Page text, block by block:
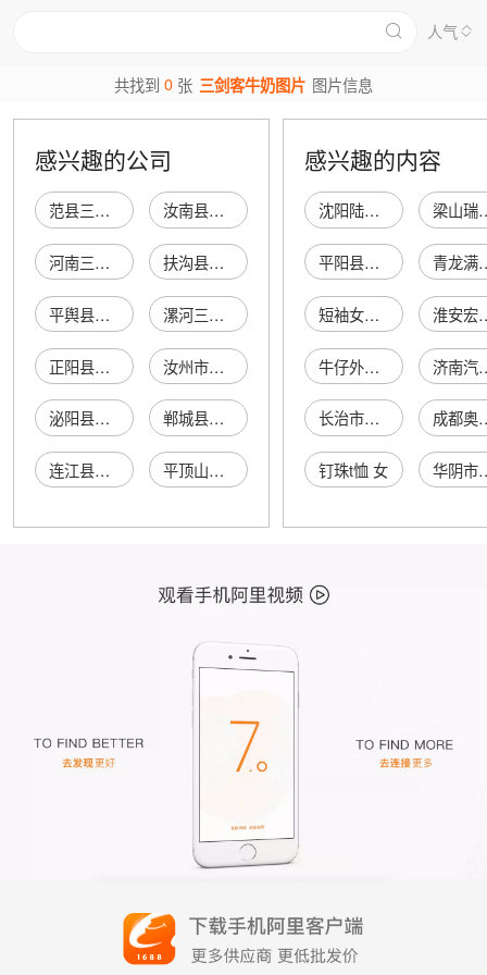
人气
共找到0 张 三剑客牛奶图片 图片信息
感兴趣的公司
范县三剑客奶业批发 汝南县三剑客奶业经销处
河南三剑客奶业有限责任公司 扶沟县三剑客奶业批发门市部
平舆县王栋桥曾庄三剑客奶业门店 漯河三剑客奶业有限责任公司第一配送中心
正阳县三剑客牛奶店 汝州市三剑客牛奶店
泌阳县鸿岩三剑客牛奶门市 郸城县三剑客牛奶总经销处
连江县凤城镇三剑客牛奶店 平顶山市湛河区三剑客牛奶配送房
感兴趣的内容
沈阳陆落瑙商贸有限公司 梁山瑞
平阳县水利发展投资有限公司 青龙满族自治
短袖女西装夏 淮安宏泰
牛仔外套女夏 济南汽配市
长治市合泽源商贸有限公司 成都奥
钉珠t恤 女 华阴市玉芙